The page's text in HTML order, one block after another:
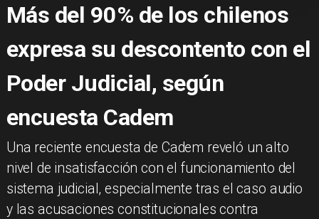
Más del 90% de los chilenos
expresa su descontento con el
Poder Judicial, según
encuesta Cadem
​Una reciente encuesta de Cadem reveló un alto
nivel de insatisfacción con el funcionamiento del
sistema judicial, especialmente tras el caso audio
y las acusaciones constitucionales contra